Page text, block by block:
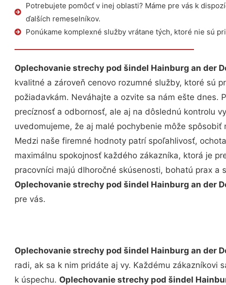
Potrebujete pomôcť v inej oblasti? Máme pre vás k
ďalších remeselníkov.
Ponúkame komplexné služby vrátane tých, ktoré nie sú
Oplechovanie strechy pod šindel Hainburg an der
kvalitné a zároveň cenovo rozumné služby, ktoré sú
požiadavkám. Neváhajte a ozvite sa nám ešte dnes.
precíznosť a odbornosť, ale aj na dôslednú kontrolu
uvedomujeme, že aj malé pochybenie môže
Medzi naše firemné hodnoty patrí spoľahlivosť,
maximálnu spokojnosť každého zákazníka, ktorá je
pracovníci majú dlhoročné skúsenosti, bohatú prax a
Oplechovanie strechy pod šindel Hainburg an der
pre vás.
Oplechovanie strechy pod šindel Hainburg an der
radi, ak sa k nim pridáte aj vy. Každému zákazníkovi
k úspechu. Oplechovanie strechy pod šindel